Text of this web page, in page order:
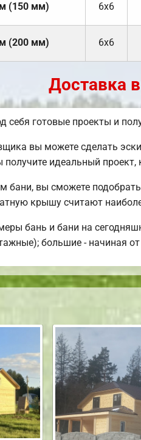
(150 мм) 6х6
(200 мм) 6х6
Доставка
себя готовые проекты и
вы можете сделать
идеальный
бани, вы сможете
крышу считают
бань и бани на
большие - начиная